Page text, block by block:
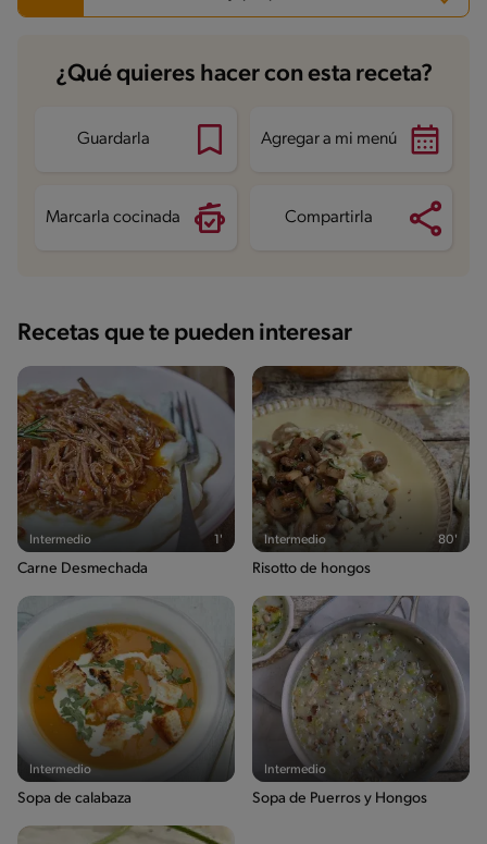
Carbohidratos 53.7 g
Energía 567.3 kcal
Proteína
Grasas saturadas 4.7 g
¿Qué quieres hacer con esta receta?
Guardarla Agregar a mi menú
Marcarla cocinada Compartirla
Recetas que te pueden interesar
Intermedio 1'
Carne Desmechada
Intermedio 80'
Risotto de hongos
Intermedio
Sopa de calabaza
Intermedio
Sopa de Puerros y Hongos